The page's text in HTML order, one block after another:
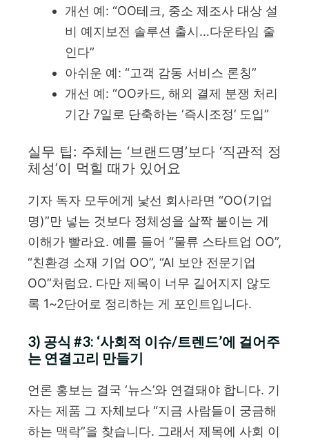
개선 예: “OO테크, 중소 제조사 대상 설
비 예지보전 솔루션 출시…다운타임 줄
인다”
아쉬운 예: “고객 감동 서비스 론칭”
개선 예: “OO카드, 해외 결제 분쟁 처리
기간 7일로 단축하는 ‘즉시조정’ 도입”
실무 팁: 주체는 ‘브랜드명’보다 ‘직관적 정
체성’이 먹힐 때가 있어요
기자 독자 모두에게 낯선 회사라면 “OO(기업
명)”만 넣는 것보다 정체성을 살짝 붙이는 게
이해가 빨라요. 예를 들어 “물류 스타트업 OO”,
“친환경 소재 기업 OO”, “AI 보안 전문기업
OO”처럼요. 다만 제목이 너무 길어지지 않도
록 1~2단어로 정리하는 게 포인트입니다.
3) 공식 #3: ‘사회적 이슈/트렌드’에 걸어주
는 연결고리 만들기
언론 홍보는 결국 ‘뉴스’와 연결돼야 합니다. 기
자는 제품 그 자체보다 “지금 사람들이 궁금해
하는 맥락”을 찾습니다. 그래서 제목에 사회 이